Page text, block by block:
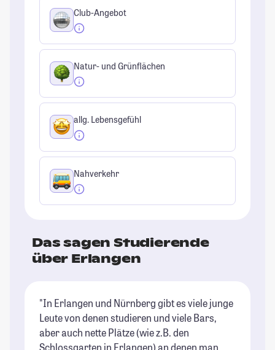
Club-Angebot
Natur- und Grünflächen
allg. Lebensgefühl
Nahverkehr
Das sagen Studierende
über Erlangen
"In Erlangen und Nürnberg gibt es viele junge
Leute von denen studieren und viele Bars,
aber auch nette Plätze (wie z.B. den
Schlossgarten in Erlangen) an denen man